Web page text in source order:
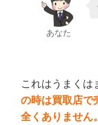
あなた
これはうまくは
の時は買取店で
全くありません。